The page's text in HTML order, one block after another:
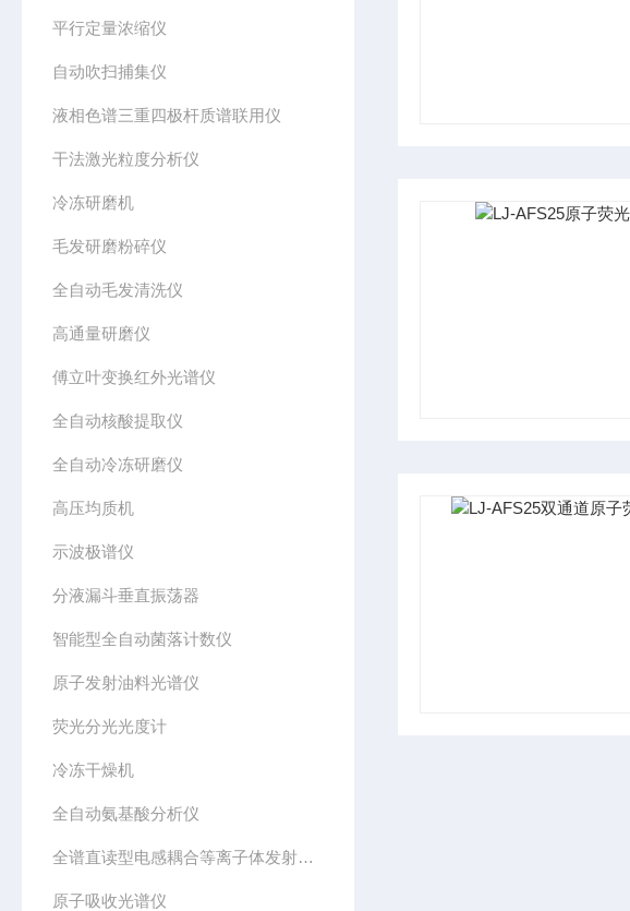
平行定量浓缩仪
自动吹扫捕集仪
液相色谱三重四极杆质谱联用仪
干法激光粒度分析仪
冷冻研磨机
毛发研磨粉碎仪
全自动毛发清洗仪
高通量研磨仪
傅立叶变换红外光谱仪
全自动核酸提取仪
全自动冷冻研磨仪
高压均质机
示波极谱仪
分液漏斗垂直振荡器
智能型全自动菌落计数仪
原子发射油料光谱仪
荧光分光光度计
冷冻干燥机
全自动氨基酸分析仪
全谱直读型电感耦合等离子体发射光谱仪
原子吸收光谱仪